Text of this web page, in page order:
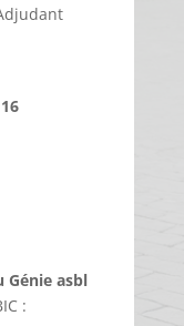
Génie asbl
: